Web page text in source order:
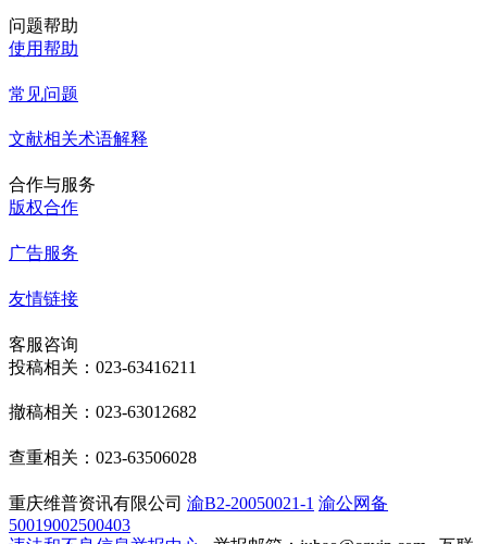
问题帮助
使用帮助
常见问题
文献相关术语解释
合作与服务
版权合作
广告服务
友情链接
客服咨询
投稿相关：023-63416211
撤稿相关：023-63012682
查重相关：023-63506028
重庆维普资讯有限公司 渝B2-20050021-1 渝公网备
50019002500403